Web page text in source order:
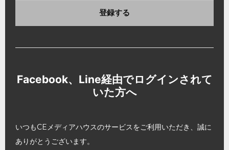
登録する
Facebook、Line経由でログインされて
いた方へ
いつもCEメディアハウスのサービスをご利用いただき、誠に
ありがとうございます。